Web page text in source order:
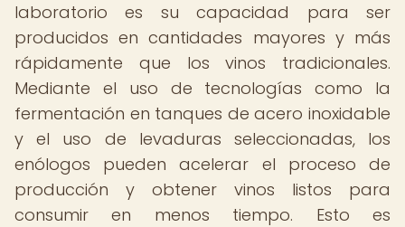
laboratorio es su capacidad para ser
producidos en cantidades mayores y más
rápidamente que los vinos tradicionales.
Mediante el uso de tecnologías como la
fermentación en tanques de acero inoxidable
y el uso de levaduras seleccionadas, los
enólogos pueden acelerar el proceso de
producción y obtener vinos listos para
consumir en menos tiempo. Esto es